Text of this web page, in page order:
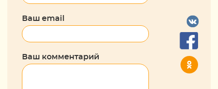
Ваш email
Ваш комментарий